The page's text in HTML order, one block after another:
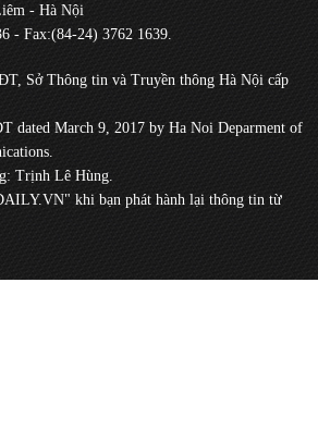
- Hà Nội
- Fax:(84-24) 3762 1639.
Sở Thông tin và Truyền thông Hà Nội cấp
dated March 9, 2017 by Ha Noi Deparment of
Trịnh Lê Hùng.
khi bạn phát hành lại thông tin từ